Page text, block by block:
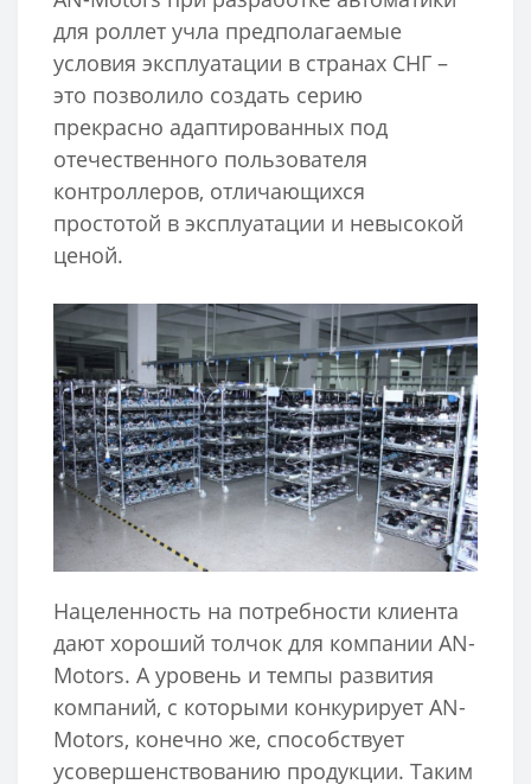
для роллет учла предполагаемые
условия эксплуатации в странах СНГ –
это позволило создать серию
прекрасно адаптированных под
отечественного пользователя
контроллеров, отличающихся
простотой в эксплуатации и невысокой
ценой.
Нацеленность на потребности клиента
дают хороший толчок для компании AN-
Motors. А уровень и темпы развития
компаний, с которыми конкурирует AN-
Motors, конечно же, способствует
усовершенствованию продукции. Таким